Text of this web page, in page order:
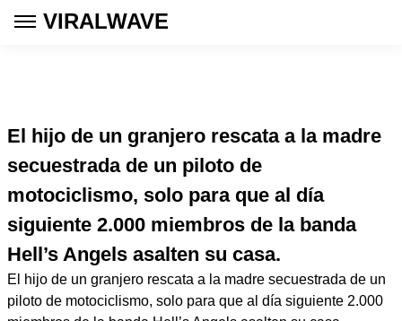
VIRALWAVE
El hijo de un granjero rescata a la madre
secuestrada de un piloto de
motociclismo, solo para que al día
siguiente 2.000 miembros de la banda
Hell’s Angels asalten su casa.
El hijo de un granjero rescata a la madre secuestrada de un
piloto de motociclismo, solo para que al día siguiente 2.000